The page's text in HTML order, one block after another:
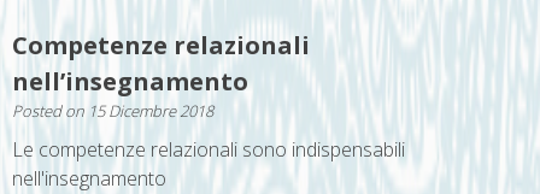
Competenze relazionali
nell’insegnamento
Posted on 15 Dicembre 2018
Le competenze relazionali sono indispensabili
nell'insegnamento